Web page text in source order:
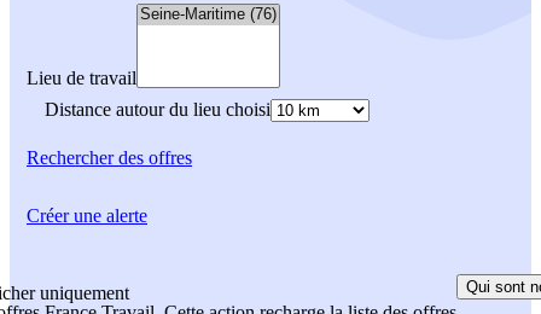
Lieu de travail
Distance autour du lieu choisi
Rechercherdes offres
uniquement
Qui sont
Créer une alerte